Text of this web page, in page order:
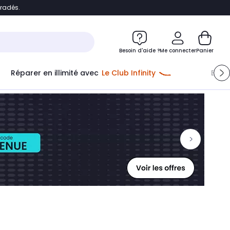
Besoin d'aide ?Me connecterPanier
Réparer en illimité avec Le Club Infinity